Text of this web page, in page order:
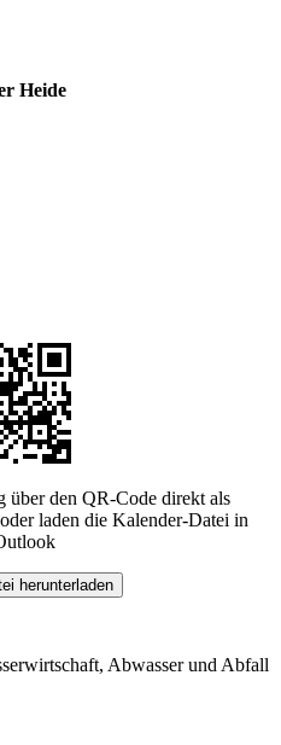
Heide
über den QR-Code direkt als
laden die Kalender-Datei in
herunterladen
Abwasser und Abfall